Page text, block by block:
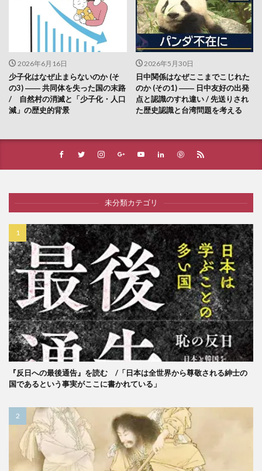
2026年6月16日
少子化はなぜ止まらないのか (そ
の3) ―― 共同体を失った国の末路
/ 自然村の消滅と「少子化・人口
減」の歴史的背景
2026年5月30日
日中関係はなぜここまでこじれた
のか (その1) ―― 日中友好の出発
点と認識のすれ違い / 先送りされ
た歴史認識と台湾問題を考える
未分類カテゴリ
『反日への最後通告』を読む /「日本は全世界から尊敬される紳士の
国であるという事実がここに書かれている」